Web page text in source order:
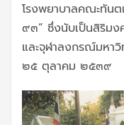
โรงพยาบาลคณะทัน
๙๓” ซึ่งนับเป็นสิริม
และจุฬาลงกรณ์มหา
๒๕ ตุลาคม ๒๕๓๙